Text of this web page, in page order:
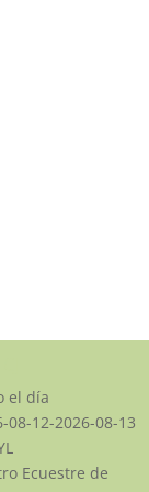
el día
08-12-2026-08-13
Ecuestre de